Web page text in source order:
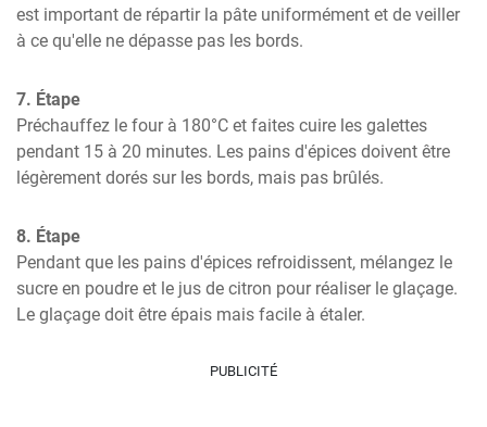
est important de répartir la pâte uniformément et de veiller
à ce qu'elle ne dépasse pas les bords.
7. Étape
Préchauffez le four à 180°C et faites cuire les galettes
pendant 15 à 20 minutes. Les pains d'épices doivent être
légèrement dorés sur les bords, mais pas brûlés.
8. Étape
Pendant que les pains d'épices refroidissent, mélangez le
sucre en poudre et le jus de citron pour réaliser le glaçage.
Le glaçage doit être épais mais facile à étaler.
PUBLICITÉ